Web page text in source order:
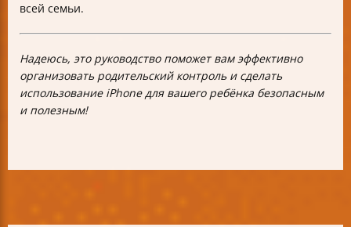
всей семьи.
Надеюсь, это руководство поможет вам эффективно
организовать родительский контроль и сделать
использование iPhone для вашего ребёнка безопасным
и полезным!